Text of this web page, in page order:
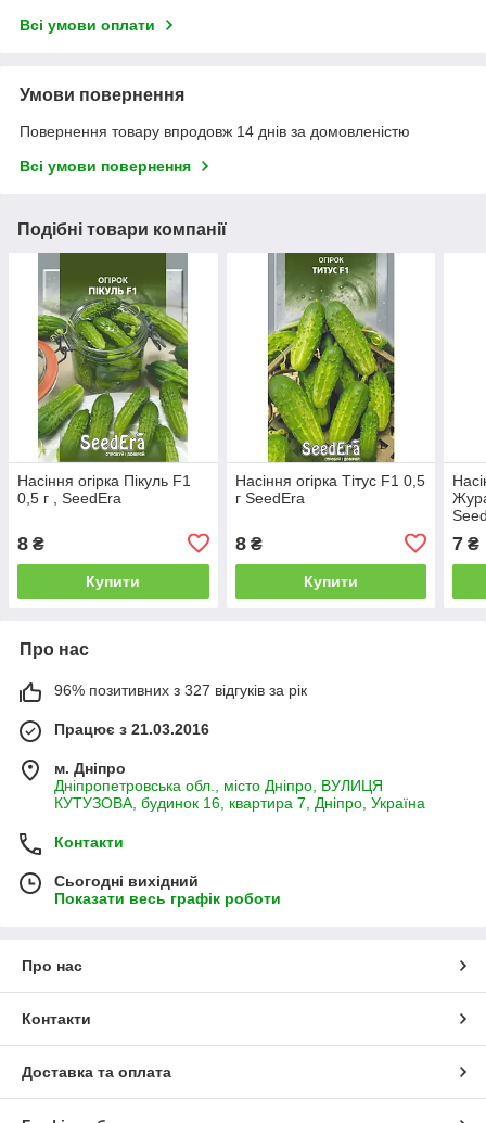
Всі умови оплати
Умови повернення
Повернення товару впродовж 14 днів за домовленістю
Всі умови повернення
Подібні товари компанії
Насіння огірка Пікуль F1
0,5 г , SeedEra
8 ₴
Купити
Насіння огірка Тітус F1 0,5
г SeedEra
8₴
Купити
7 ₴
Про нас
96% позитивних з 327 відгуків за рік
Працює з 21.03.2016
м. Дніпро
Дніпропетровська обл., місто Дніпро, ВУЛИЦЯ
КУТУЗОВА, будинок 16, квартира 7, Дніпро, Україна
Контакти
Сьогодні вихідний
Показати весь графік роботи
Про нас
Контакти
Доставка та оплата